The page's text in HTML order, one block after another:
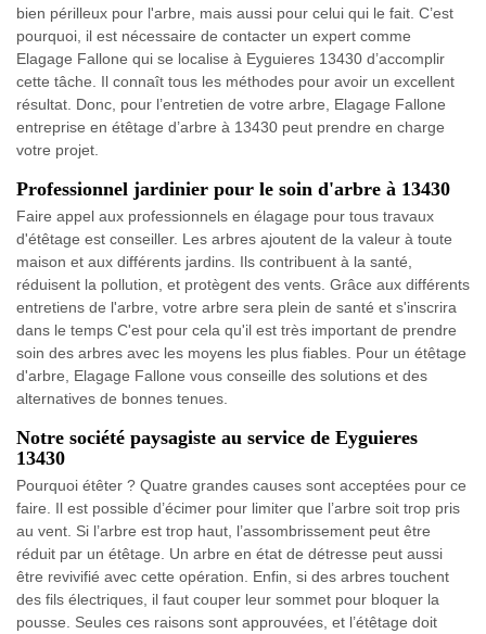
bien périlleux pour l'arbre, mais aussi pour celui qui le fait. C’est
pourquoi, il est nécessaire de contacter un expert comme
Elagage Fallone qui se localise à Eyguieres 13430 d’accomplir
cette tâche. Il connaît tous les méthodes pour avoir un excellent
résultat. Donc, pour l’entretien de votre arbre, Elagage Fallone
entreprise en étêtage d’arbre à 13430 peut prendre en charge
votre projet.
Professionnel jardinier pour le soin d'arbre à 13430
Faire appel aux professionnels en élagage pour tous travaux
d'étêtage est conseiller. Les arbres ajoutent de la valeur à toute
maison et aux différents jardins. Ils contribuent à la santé,
réduisent la pollution, et protègent des vents. Grâce aux différents
entretiens de l'arbre, votre arbre sera plein de santé et s'inscrira
dans le temps C'est pour cela qu'il est très important de prendre
soin des arbres avec les moyens les plus fiables. Pour un étêtage
d'arbre, Elagage Fallone vous conseille des solutions et des
alternatives de bonnes tenues.
Notre société paysagiste au service de Eyguieres
13430
Pourquoi étêter ? Quatre grandes causes sont acceptées pour ce
faire. Il est possible d’écimer pour limiter que l’arbre soit trop pris
au vent. Si l’arbre est trop haut, l’assombrissement peut être
réduit par un étêtage. Un arbre en état de détresse peut aussi
être revivifié avec cette opération. Enfin, si des arbres touchent
des fils électriques, il faut couper leur sommet pour bloquer la
pousse. Seules ces raisons sont approuvées, et l’étêtage doit